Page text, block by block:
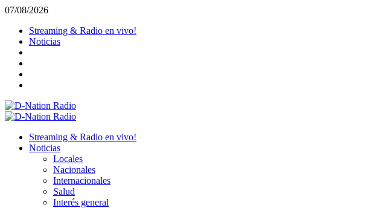
Saltar
contenido
07/08/2026
Streaming & Radio en vivo!
Noticias
Menú
Streaming & Radio en vivo!
Noticias
Locales
Nacionales
Internacionales
Salud
Interés general